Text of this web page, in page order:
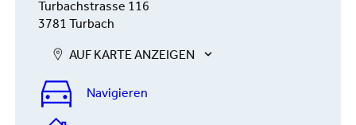
Turbachstrasse 116
3781 Turbach
AUF KARTE ANZEIGEN
Navigieren